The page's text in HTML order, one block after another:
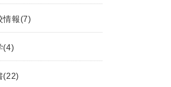
情報(7)
(4)
(22)